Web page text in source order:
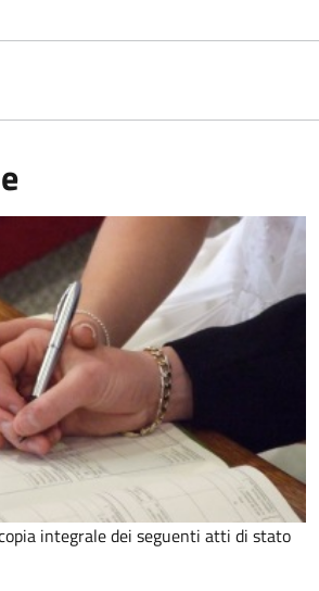
integrale dei seguenti atti di stato